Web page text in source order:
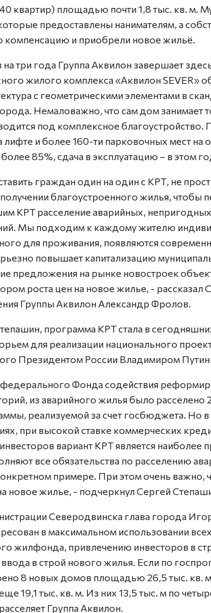
квартир) площадью почти 1,8 тыс. кв. м.
предоставлены нанимателям, а
и приобрели новое жильё.
три года Группа Аквилон завершает
жилого комплекса «Аквилон SEVER»
с геометрическими элементами в
Немаловажно, что сам дом занимает
под комплексное
лифте и более 160-ти парковочных мест на
85%, сдача в эксплуатацию – в этом
граждан один на один с КРТ, не
получении благоустроенного жилья, чтобы
КРТ расселение аварийных,
Мы подходим к каждому жителю
для проживания, появляются
повышает капитализацию
предложения на рынке новостроек
роста цен на новое жилье, - рассказал
Группы Аквилон Александр Фролов.
программа КРТ стала в
для реализации национального
Президентом России Владимиром
федерального Фонда содействия
из аварийного жилья было расселено
реализуемой за счет госбюджета. Но
при высокой ставке коммерческих
вариант КРТ является наиболее
все обязательства по расселению
примере. При этом очень важно,
новое жилье, - подчеркнул Сергей
Северодвинска глава города
в максимальном использовании
жилфонда, привлечению инвесторов в
в строй нового жилья. Если по
8 новых домов площадью 26,5 тыс. кв.
19,1 тыс. кв. м. Из них 13,5 тыс. м по
Группа Аквилон.